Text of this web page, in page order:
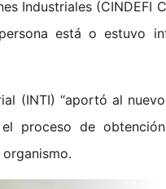
Industriales (CINDEFI
está o estuvo
(INTI) “aportó al
proceso de